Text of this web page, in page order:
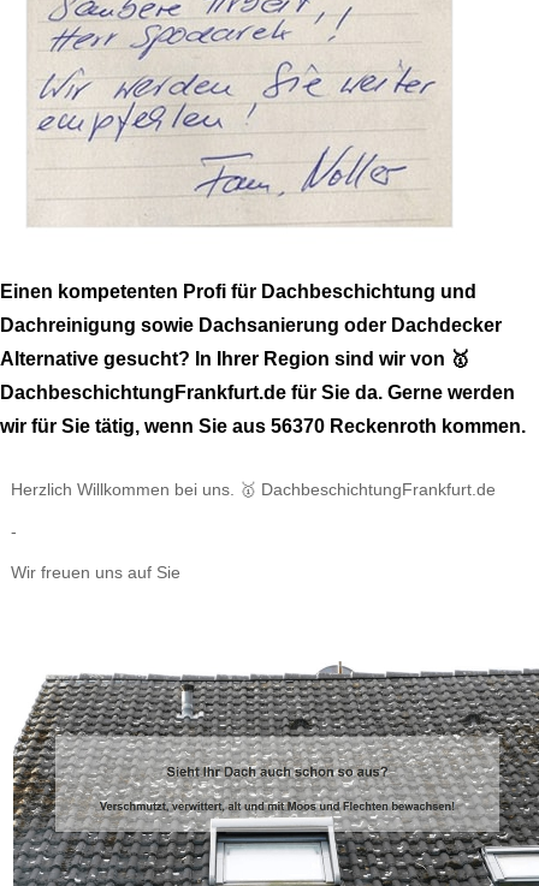
Einen kompetenten Profi für Dachbeschichtung und
Dachreinigung sowie Dachsanierung oder Dachdecker
Alternative gesucht? In Ihrer Region sind wir von 🥇
DachbeschichtungFrankfurt.de für Sie da. Gerne werden
wir für Sie tätig, wenn Sie aus 56370 Reckenroth kommen.
Herzlich Willkommen bei uns. 🥇 DachbeschichtungFrankfurt.de
-
Wir freuen uns auf Sie